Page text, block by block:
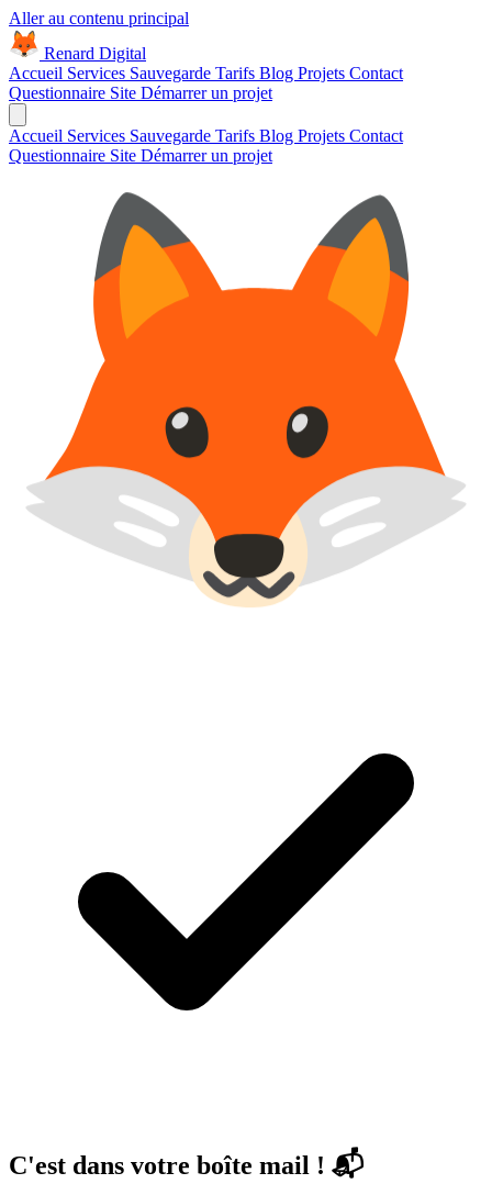
Aller au contenu principal
Renard Digital
Accueil Services Sauvegarde Tarifs Blog Projets Contact
Questionnaire Site Démarrer un projet
Accueil Services Sauvegarde Tarifs Blog Projets Contact
Questionnaire Site Démarrer un projet
C'est dans votre boîte mail ! 📬